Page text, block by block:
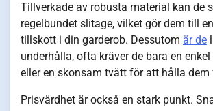
Tillverkade av robusta material kan de
regelbundet slitage, vilket gör dem till
tillskott i din garderob. Dessutom är de
underhålla, ofta kräver de bara en
eller en skonsam tvätt för att hålla dem
Prisvärdhet är också en stark punkt.